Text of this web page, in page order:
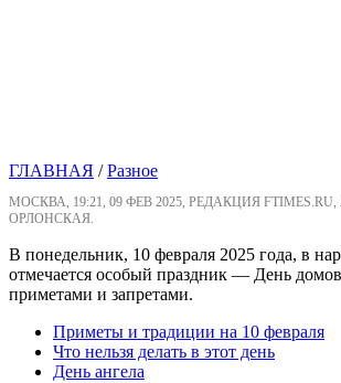
ГЛАВНАЯ /Разное
МОСКВА, 19:21, 09 ФЕВ 2025, РЕДАКЦИЯ
ОРЛОНСКАЯ.
В понедельник, 10 февраля 2025 года, в
отмечается особый праздник — День
приметами и запретами.
Приметы и традиции на 10 февраля
Что нельзя делать в этот день
День ангела